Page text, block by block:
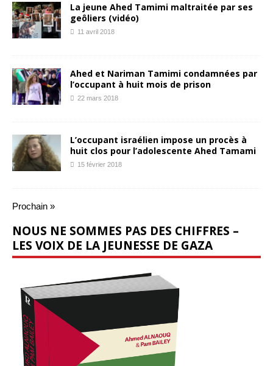
La jeune Ahed Tamimi maltraitée par ses
geôliers (vidéo)
11 avril 2018
Ahed et Nariman Tamimi condamnées par
l’occupant à huit mois de prison
22 mars 2018
L’occupant israélien impose un procès à
huit clos pour l’adolescente Ahed Tamami
15 février 2018
Prochain »
NOUS NE SOMMES PAS DES CHIFFRES –
LES VOIX DE LA JEUNESSE DE GAZA